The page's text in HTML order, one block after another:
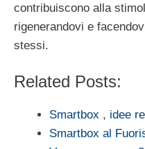
contribuiscono alla
rigenerandovi e
stessi.
Related Posts:
Smartbox , idee
Smartbox al